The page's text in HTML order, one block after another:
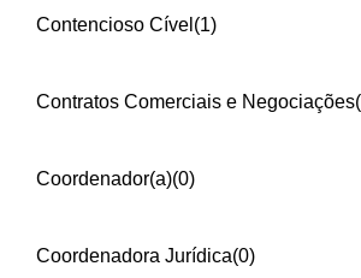
Contencioso Cível (1)
Contratos Comerciais e Negociações
Coordenador(a)(0)
Coordenadora Jurídica(0)